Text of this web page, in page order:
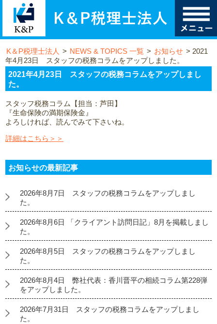
K＆P税理士法人 > NEWS & TOPICS 一覧 > お知らせ >2021
年4月23日 スタッフの税務コラムをアップしました。
2021年4月23日 スタッフの税務コラムをアップしまし
た。
スタッフ税務コラム【担当：芦田】
『生命保険の満期保険金』
よろしければ、読んでみて下さいね。
詳細はこちら＞＞
お知らせの最新記事
2026年8月7日 スタッフの税務コラムをアップしまし
た。
2026年8月6日 「クライアント訪問日記」8月を掲載しまし
た。
2026年8月5日 スタッフの税務コラムをアップしまし
た。
2026年8月4日 弊社代表：香川晋平の相続コラム第228弾
をアップしました。
2026年7月31日 スタッフの税務コラムをアップしまし
た。